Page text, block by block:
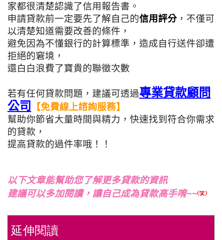
家都很清楚認識了信用報告書。
申請貸款前一定要先了解自己的信用評分 ， 不僅可
以清楚知道需要改善的條件，
避免因為不懂銀行的計算標準， 造成自行送件卻遭
拒絕的窘境，
還白白浪費了寶貴的聯徵次數
若有任何貸款問題，建議可透過專業貸款顧問
公司
【免費線上諮詢服務】
幫助你節省大量時間與精力， 快速找到符合你需求
的貸款，
提高貸款的過件率哦！！
以下文章能幫助您了解更多貸款的資訊
建議可以多加閱讀，讓自己成為貸款高手唷~~
延伸閱讀